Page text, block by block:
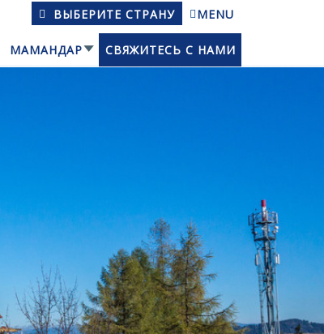
ВЫБЕРИТЕ СТРАНУ MENU
МАМАНДАР СВЯЖИТЕСЬ С НАМИ